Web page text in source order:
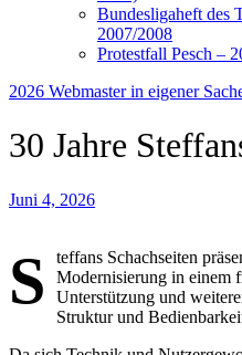
Bundesligaheft
2007/2008
Protestfall Pesch –
2026 Webmaster in eigener
30 Jahre
Juni 4, 2026
S
teffans Schachseiten
Modernisierung in einem
Unterstützung und
Struktur und